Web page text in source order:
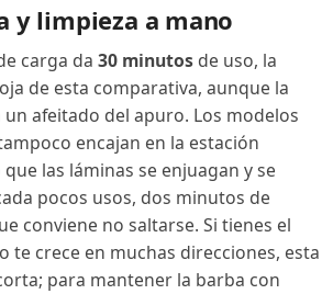
y limpieza a mano
carga da 30 minutosde uso, la
de esta comparativa, aunque la
un afeitado del apuro. Los modelos
encajan en la estación
las láminas se enjuagan y se
pocos usos, dos minutos de
conviene no saltarse. Si tienes el
te crece en muchas direcciones, esta
para mantener la barba con